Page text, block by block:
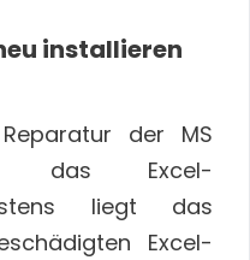
installieren
der MS
das Excel-
liegt das
Excel-